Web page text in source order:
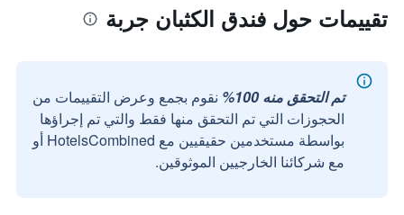
تقييمات حول فندق الكثبان جربة
تم التحقق منه 100%
نقوم بجمع وعرض التقييمات من
الحجوزات التي تم التحقق منها فقط والتي تم إجراؤها
بواسطة مستخدمين حقيقيين مع HotelsCombined أو
مع شركائنا الخارجيين الموثوقين.